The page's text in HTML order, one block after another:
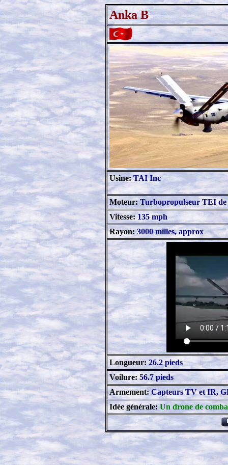
Anka B
Usine:TAI Inc
Moteur:Turbopropulseur TEI de
Vitesse:135 mph
Rayon:3000 milles, approx
Longueur: 26.2 pieds
Voilure: 56.7 pieds
Armement:Capteurs TV et IR,
Idée générale:Un drone de